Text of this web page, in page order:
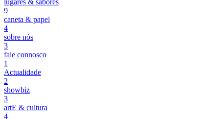
lugares & sabores
9
caneta & papel
4
sobre nós
3
fale connosco
1
Actualidade
2
showbiz
3
artE & cultura
4